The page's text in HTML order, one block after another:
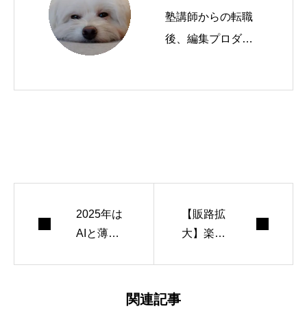
塾講師からの転職
後、編集プロダク
レビューが好き。
スマートウォッチ
が最近の悩み。
2025年は
AIと薄型
【販路拡
大】楽天
関連記事